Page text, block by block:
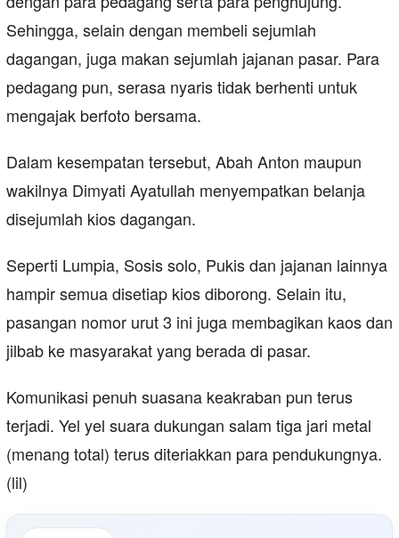
Sehingga, selain dengan membeli sejumlah
dagangan, juga makan sejumlah jajanan pasar. Para
pedagang pun, serasa nyaris tidak berhenti untuk
mengajak berfoto bersama.
Dalam kesempatan tersebut, Abah Anton maupun
wakilnya Dimyati Ayatullah menyempatkan belanja
disejumlah kios dagangan.
Seperti Lumpia, Sosis solo, Pukis dan jajanan lainnya
hampir semua disetiap kios diborong. Selain itu,
pasangan nomor urut 3 ini juga membagikan kaos dan
jilbab ke masyarakat yang berada di pasar.
Komunikasi penuh suasana keakraban pun terus
terjadi. Yel yel suara dukungan salam tiga jari metal
(menang total) terus diteriakkan para pendukungnya.
(lil)